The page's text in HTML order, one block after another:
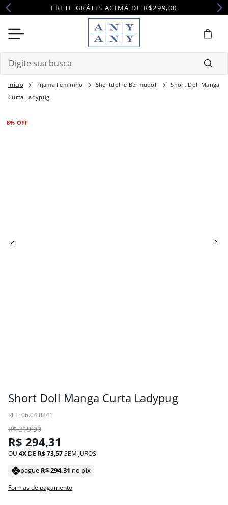
FRETE GRÁTIS ACIMA DE R$299,00
Pijama Feminino Shortdoll e Bermudoll
Short Doll Manga
Curta Ladypug
8% OFF
Short Doll Manga Curta Ladypug
: 06.04.0241
R$ 319,90
R$ 294,31
OU 4 DE R$73,57SEM JUROS
pague R$294,31 no pix
Formas de pagamento
Termos mais buscados
2º
pijama